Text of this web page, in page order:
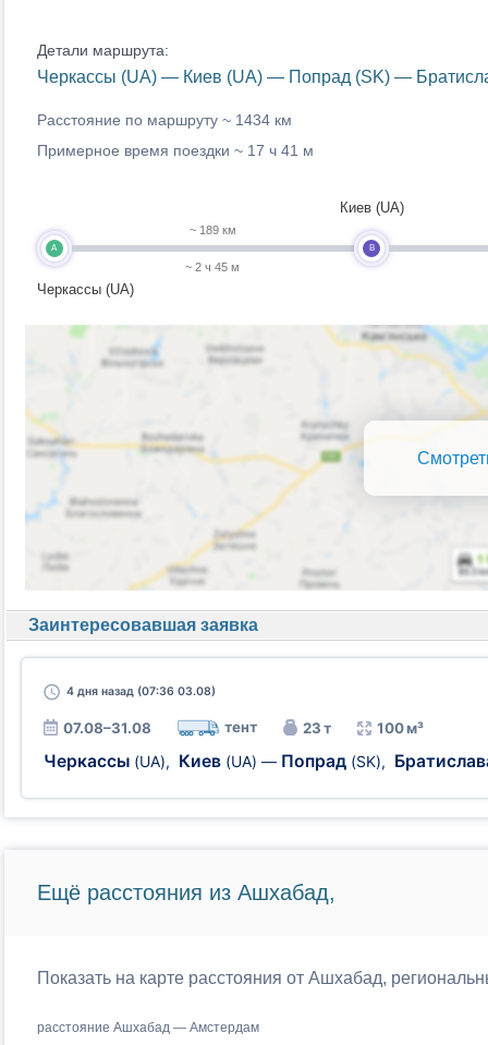
Детали маршрута:
Черкассы (UA) — Киев (UA) — Попрад (SK) —
Расстояние по маршруту ~ 1434 км
Примерное время поездки ~ 17 ч 41 м
A
Черкассы (UA)
~ 189 км
~ 2 ч 45 м
B
Киев (UA)
Заинтересовавшая заявка
4 дняназад (07:36 03.08)
07.08–31.08 тент 23 т 100 м³
Черкассы (UA), Киев (UA) — Попрад (SK),
Ещё расстояния из Ашхабад,
Показать на карте расстояния от Ашхабад,
расстояние Ашхабад — Амстердам